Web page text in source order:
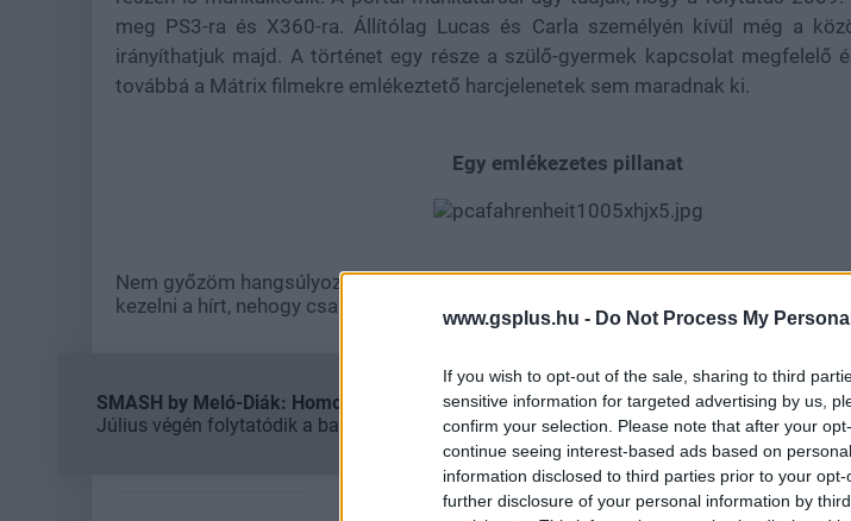
www.gsplus.hu - Do Not Process My
If you wish to opt-out of the sale, sharing to third
sensitive information for targeted advertising by us,
confirm your selection. Please note that after your
continue seeing interest-based ads based on
information disclosed to third parties prior to your
further disclosure of your personal information by
meg PS3-ra és X360-ra. Állítólag Lucas és Carla személyén kívül még a
irányíthatjuk majd. A történet egy része a szülő-gyermek kapcsolat megfelelő
továbbá a Mátrix filmekre emlékeztető harcjelenetek sem maradnak ki.
Egy emlékezetes pillanat
Nem győzöm hangsúlyozni, hogy hivatalos megerősítés, vagy cáfolat híján
kezelni a hírt, nehogy csalódás legyen a vége.
SMASH by Meló-Diák: Homok, zene és a nyár legjobb hangulata – Jön a második
Július végén folytatódik a balatoni strandröplabda-sorozat.